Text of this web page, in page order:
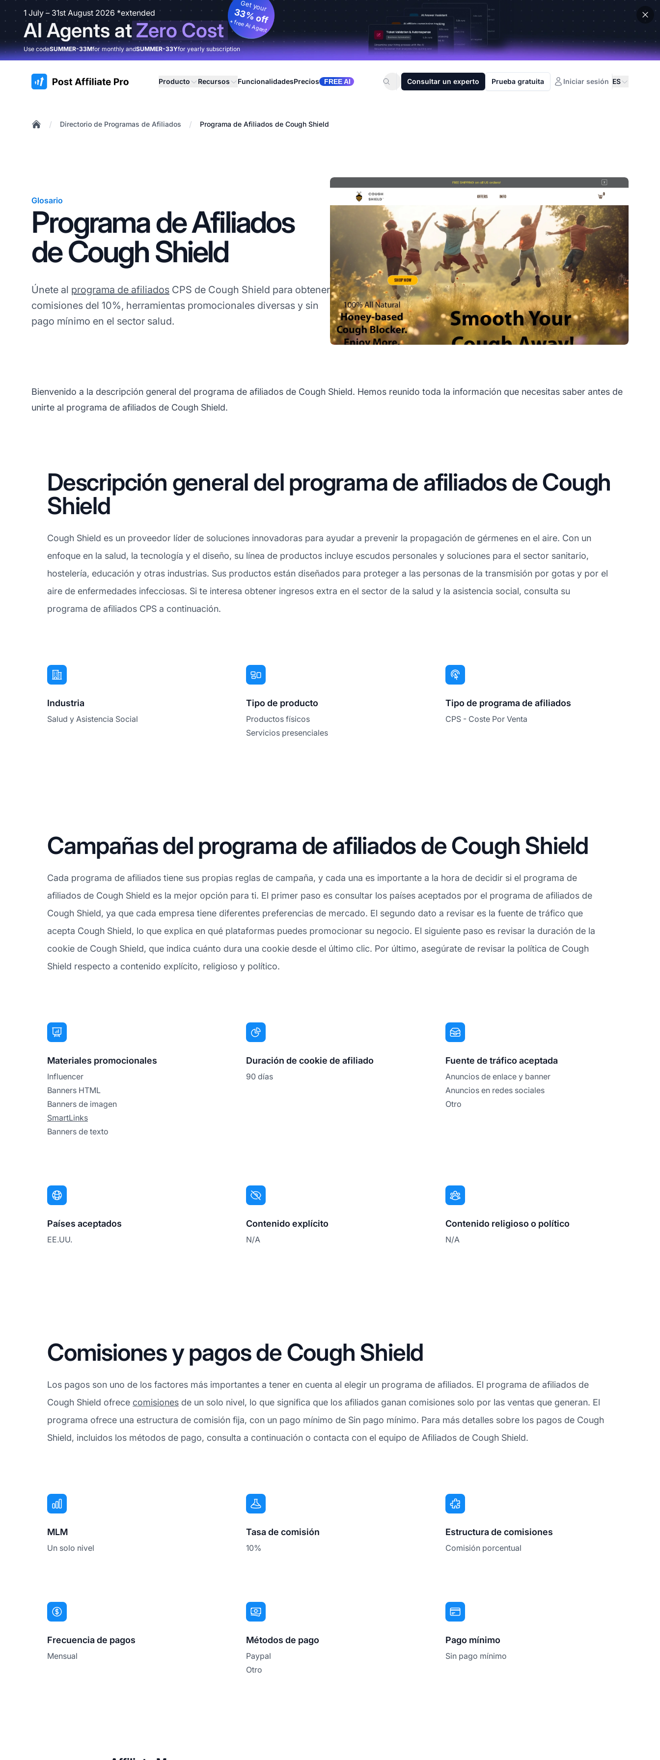
1 July – 31st August 2026 *extended
AI Agents atZero Cost
Get your
33% off
+ free AI Agent
Use codeSUMMER-33Mfor monthly andSUMMER-33Yfor yearly subscription
:site.title Producto Recursos FuncionalidadesPrecios FREE AI Consultar un experto Prueba gratuita Iniciar sesión ES
/ Directorio de Programas de Afiliados / Programa de Afiliados de Cough Shield
Glosario
Programa de Afiliados
de Cough Shield
Únete al programa de afiliados CPS de Cough Shield para obtener
comisiones del 10%, herramientas promocionales diversas y sin
pago mínimo en el sector salud.
Bienvenido a la descripción general del programa de afiliados de Cough Shield. Hemos reunido toda la información que necesitas saber antes de
unirte al programa de afiliados de Cough Shield.
Descripción general del programa de afiliados de Cough
Shield
Cough Shield es un proveedor líder de soluciones innovadoras para ayudar a prevenir la propagación de gérmenes en el aire. Con un
enfoque en la salud, la tecnología y el diseño, su línea de productos incluye escudos personales y soluciones para el sector sanitario,
hostelería, educación y otras industrias. Sus productos están diseñados para proteger a las personas de la transmisión por gotas y por el
aire de enfermedades infecciosas. Si te interesa obtener ingresos extra en el sector de la salud y la asistencia social, consulta su
programa de afiliados CPS a continuación.
Industria
Salud y Asistencia Social
Tipo de producto
Productos físicos
Servicios presenciales
Tipo de programa de afiliados
CPS - Coste Por Venta
Campañas del programa de afiliados de Cough Shield
Cada programa de afiliados tiene sus propias reglas de campaña, y cada una es importante a la hora de decidir si el programa de
afiliados de Cough Shield es la mejor opción para ti. El primer paso es consultar los países aceptados por el programa de afiliados de
Cough Shield, ya que cada empresa tiene diferentes preferencias de mercado. El segundo dato a revisar es la fuente de tráfico que
acepta Cough Shield, lo que explica en qué plataformas puedes promocionar su negocio. El siguiente paso es revisar la duración de la
cookie de Cough Shield, que indica cuánto dura una cookie desde el último clic. Por último, asegúrate de revisar la política de Cough
Shield respecto a contenido explícito, religioso y político.
Materiales promocionales
Influencer
Banners HTML
Banners de imagen
SmartLinks
Banners de texto
Duración de cookie de afiliado
90 días
Fuente de tráfico aceptada
Anuncios de enlace y banner
Anuncios en redes sociales
Otro
Países aceptados
EE.UU.
Contenido explícito
N/A
Contenido religioso o político
N/A
Comisiones y pagos de Cough Shield
Los pagos son uno de los factores más importantes a tener en cuenta al elegir un programa de afiliados. El programa de afiliados de
Cough Shield ofrece comisiones de un solo nivel, lo que significa que los afiliados ganan comisiones solo por las ventas que generan. El
programa ofrece una estructura de comisión fija, con un pago mínimo de Sin pago mínimo. Para más detalles sobre los pagos de Cough
Shield, incluidos los métodos de pago, consulta a continuación o contacta con el equipo de Afiliados de Cough Shield.
MLM
Un solo nivel
Tasa de comisión
10%
Estructura de comisiones
Comisión porcentual
Frecuencia de pagos
Mensual
Métodos de pago
Paypal
Otro
Pago mínimo
Sin pago mínimo